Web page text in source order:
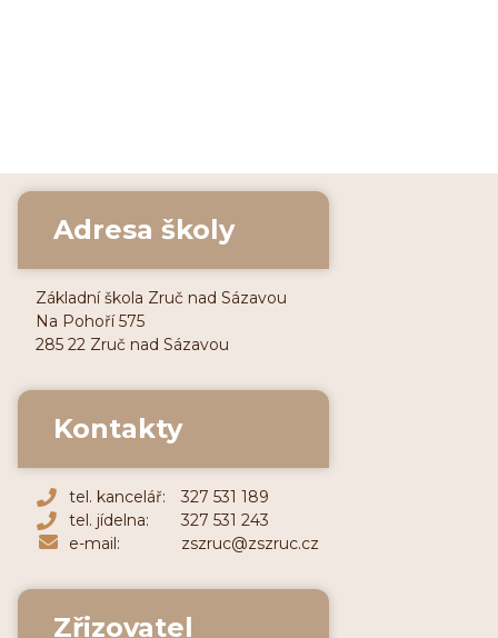
Adresa školy
Základní škola Zruč nad Sázavou
Na Pohoří 575
285 22 Zruč nad Sázavou
Kontakty
tel. kancelář:
327 531 189
tel. jídelna:
327 531 243
e-mail:
zszruc@zszruc.cz
Zřizovatel